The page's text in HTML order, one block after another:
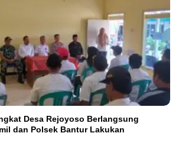
Desa Rejoyoso Berlangsung
dan Polsek Bantur Lakukan